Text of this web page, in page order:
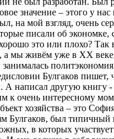
значение – этого у
на мой взгляд, очень
писали об экономке,
это или плохо?
а мы живём уже в XX
Булгаков
А написал другую
к очень интересному
хозяйства – это
Булгаков, был
в которых